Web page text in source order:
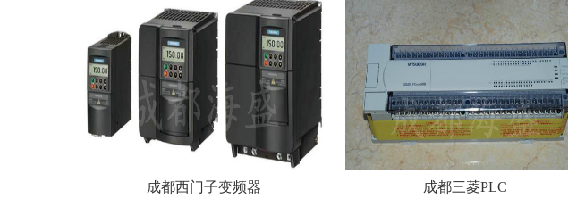
成都西门子变频器 成都三菱PLC